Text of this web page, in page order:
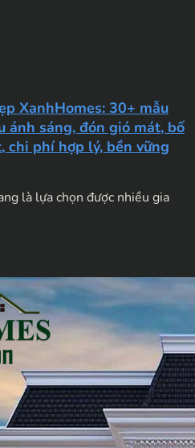
XanhHomes: 30+ mẫu
ánh sáng, đón gió mát, bố
phí hợp lý, bền vững
là lựa chọn được nhiều gia